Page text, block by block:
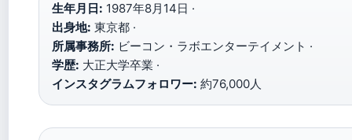
生年月日: 1987年8月14日 ·
出身地: 東京都 ·
所属事務所: ビーコン・ラボエンターテイメント ·
学歴: 大正大学卒業 ·
インスタグラムフォロワー: 約76,000人